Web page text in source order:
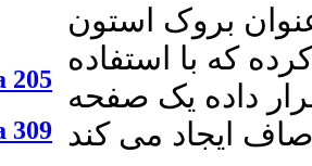
205
309
عنوان بروک استون
که با استفاده
داده یک صفحه